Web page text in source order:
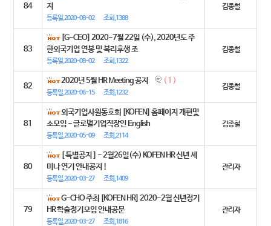
84
지
등록일,2020-08-02 조회,1388
김종철
83
[G-CEO] 2020-7월 22일 (수), 2020년도 주
한외국기업 연봉 및 복리후생 조
등록일,2020-08-02 조회,1322
김종철
82
2020년 5월 HR Meeting 공지 ( 1 )
등록일,2020-06-15 조회,1232
김종철
81
외국기업사원동호회 [KOFEN] 홈페이지 개편및
소모임 - 글로벌기업직장인 English
등록일,2020-05-09 조회,2114
김종철
80
[ 특별공지 ] - 2월26일(수) KOFEN HR 신년 세
미나 연기 안내공지 !
등록일,2020-03-27 조회,1409
관리자
79
G-CHO 주최 [KOFEN HR] 2020-2월 신년정기
HR 학술정기모임 안내공문
등록일,2020-03-27 조회,1816
관리자